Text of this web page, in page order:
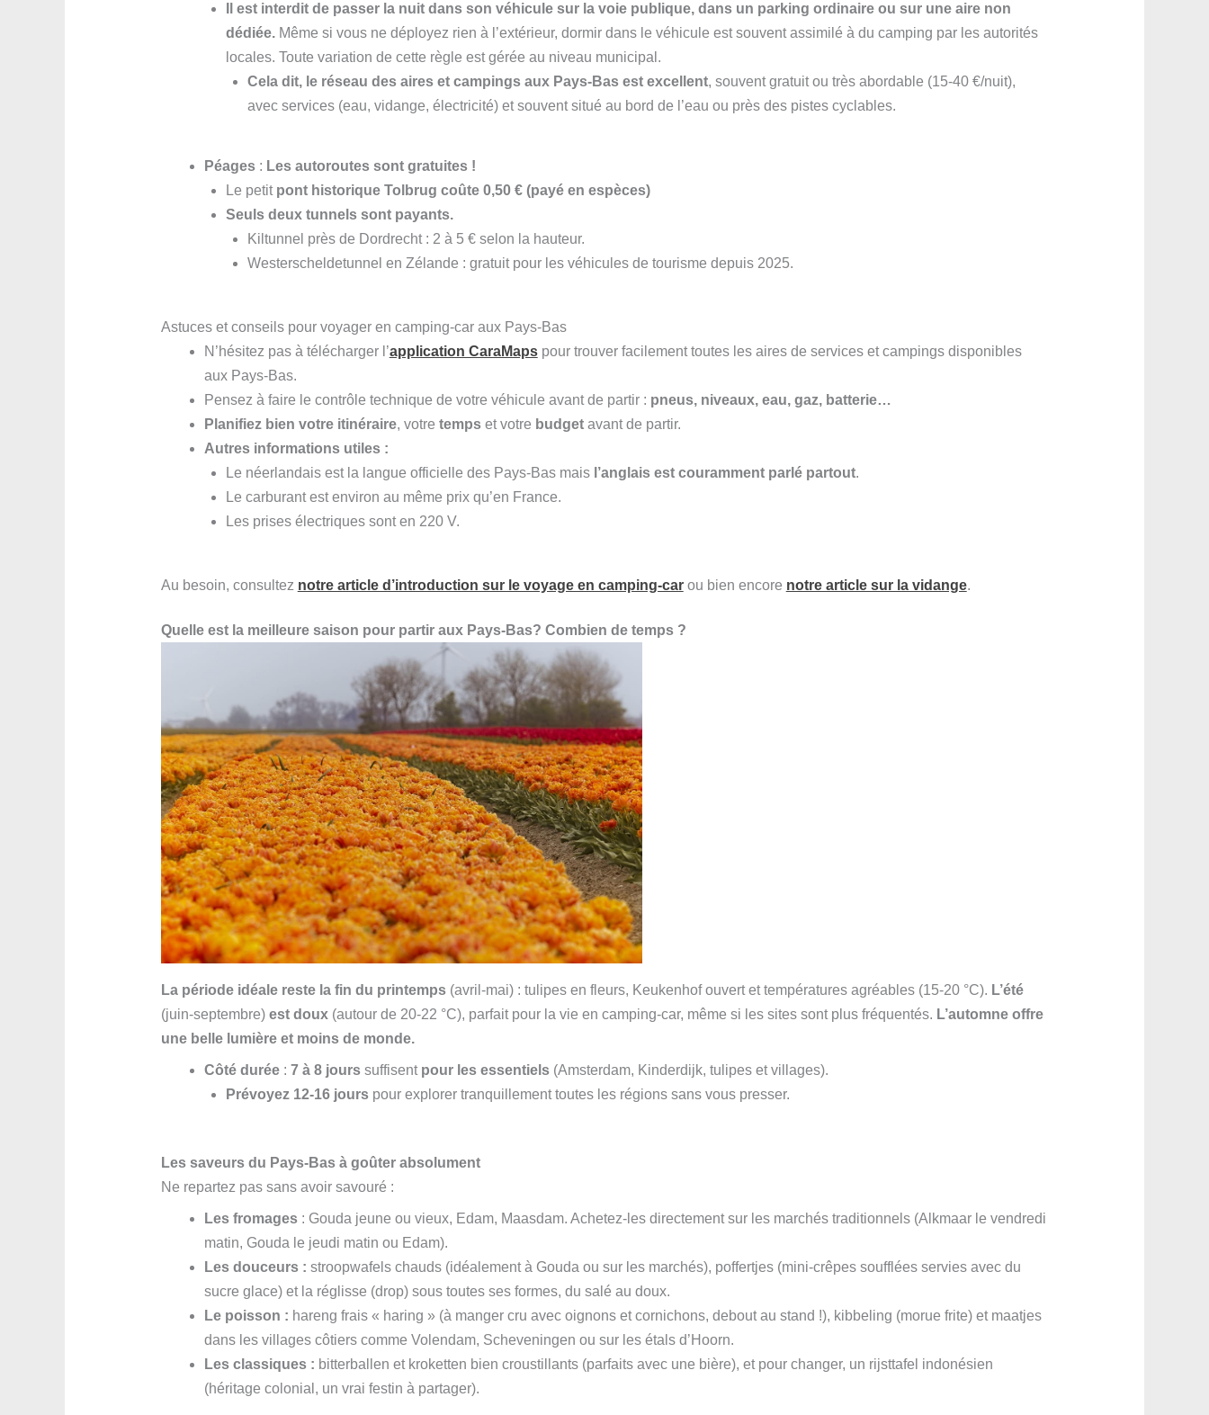
Il est interdit de passer la nuit dans son véhicule sur la voie publique, dans un parking ordinaire ou sur une aire non
dédiée. Même si vous ne déployez rien à l’extérieur, dormir dans le véhicule est souvent assimilé à du camping par les autorités
locales. Toute variation de cette règle est gérée au niveau municipal.
Cela dit, le réseau des aires et campings aux Pays-Bas est excellent, souvent gratuit ou très abordable (15-40 €/nuit),
avec services (eau, vidange, électricité) et souvent situé au bord de l’eau ou près des pistes cyclables.
Péages: Les autoroutes sont gratuites !
Le petit pont historique Tolbrug coûte 0,50 € (payé en espèces)
Seuls deux tunnels sont payants.
Kiltunnel près de Dordrecht : 2 à 5 € selon la hauteur.
Westerscheldetunnel en Zélande : gratuit pour les véhicules de tourisme depuis 2025.
Astuces et conseils pour voyager en camping-car aux Pays-Bas
N’hésitez pas à télécharger l’application CaraMapspour trouver facilement toutes les aires de services et campings disponibles
aux Pays-Bas.
Pensez à faire le contrôle technique de votre véhicule avant de partir : pneus, niveaux, eau, gaz, batterie…
Planifiez bien votre itinéraire, votre tempset votre budgetavant de partir.
Autres informations utiles :
Le néerlandais est la langue officielle des Pays-Bas mais l’anglais est couramment parlé partout.
Le carburant est environ au même prix qu’en France.
Les prises électriques sont en 220 V.
Au besoin, consultez notre article d’introduction sur le voyage en camping-carou bien encore notre article sur la vidange.
Quelle est la meilleure saison pour partir aux Pays-Bas? Combien de temps ?
La période idéale reste la fin du printemps(avril-mai) : tulipes en fleurs, Keukenhof ouvert et températures agréables (15-20 °C). L’été
(juin-septembre)est doux(autour de 20-22 °C), parfait pour la vie en camping-car, même si les sites sont plus fréquentés. L’automne offre
une belle lumière et moins de monde.
Côté durée: 7 à 8 jourssuffisent pour les essentiels(Amsterdam, Kinderdijk, tulipes et villages).
Prévoyez 12-16 jourspour explorer tranquillement toutes les régions sans vous presser.
Les saveurs du Pays-Bas à goûter absolument
Ne repartez pas sans avoir savouré :
Les fromages : Gouda jeune ou vieux, Edam, Maasdam. Achetez-les directement sur les marchés traditionnels (Alkmaar le vendredi
matin, Gouda le jeudi matin ou Edam).
Les douceurs : stroopwafels chauds (idéalement à Gouda ou sur les marchés), poffertjes (mini-crêpes soufflées servies avec du
sucre glace) et la réglisse (drop) sous toutes ses formes, du salé au doux.
Le poisson : hareng frais « haring » (à manger cru avec oignons et cornichons, debout au stand !), kibbeling (morue frite) et maatjes
dans les villages côtiers comme Volendam, Scheveningen ou sur les étals d’Hoorn.
Les classiques : bitterballen et kroketten bien croustillants (parfaits avec une bière), et pour changer, un rijsttafel indonésien
(héritage colonial, un vrai festin à partager).